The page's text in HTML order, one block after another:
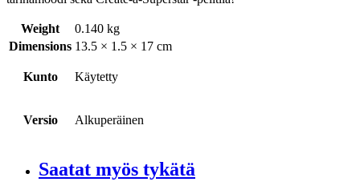
Weight
0.140 kg
Dimensions 13.5 × 1.5 × 17 cm
Kunto Käytetty
Versio Alkuperäinen
Saatat myös tykätä